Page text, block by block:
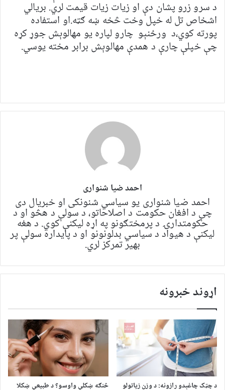
د سرو زرو پشان دې او زیات زیات قیمت لري. بریالي
اشخاص تل له خپل وخت څخه ښه ګټه.او استفاده
پورته کوي،د ورځنېو چارو لپاره یو مهالوېش جوړ کړه
چې خپلې چارې د همدې مهالوېش برابر مخته یوسي.
احمد ضیا شنواری
احمد ضیا شنواری یو سياسي شنونکی او خبریال دی
چې د افغان حکومت د اصلاحاتو، د سولې د هڅو او د
حکومتدارۍ د پرمختګونو په اړه لیکنې کوي. د هغه
لیکنې د هیواد د سیاسي بدلونونو او د پایداره سولې پر
بهیر تمرکز لري.
اړوند خبرونه
د چټک چاغېدو رازونه: د وزن زیاتولو څنګه ښکلي واوسو؟ د طبیعي ښکلا